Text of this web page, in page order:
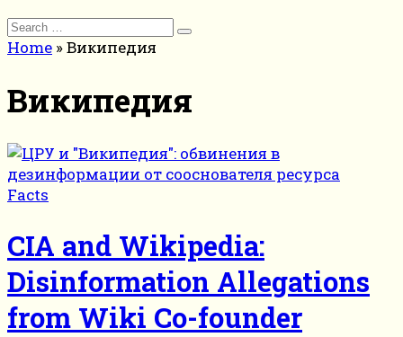
Search
for:
Home »Википедия
Википедия
Facts
CIA and Wikipedia:
Disinformation Allegations
from Wiki Co-founder